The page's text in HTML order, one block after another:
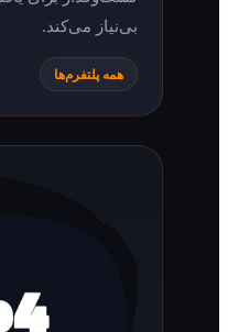
بی‌نیاز می‌کند.
همه پلتفرم‌ها